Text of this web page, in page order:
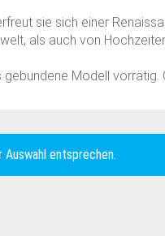
sie sich einer
als auch von
Modell vorrätig.
entsprechen.